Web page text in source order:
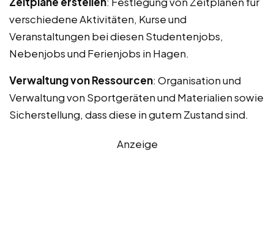
verschiedene Aktivitäten, Kurse und
Veranstaltungen bei diesen Studentenjobs,
Nebenjobs und Ferienjobs in Hagen.
Verwaltung von Ressourcen: Organisation und
Verwaltung von Sportgeräten und Materialien sowie
Sicherstellung, dass diese in gutem Zustand sind.
Anzeige